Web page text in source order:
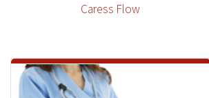
Caress Flow